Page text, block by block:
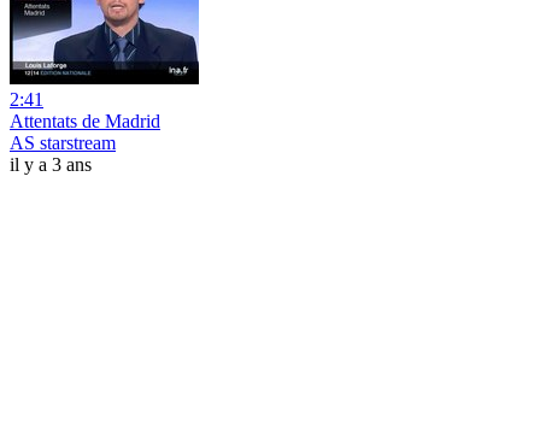
2:41
Attentats de Madrid
AS starstream
il y a 3 ans